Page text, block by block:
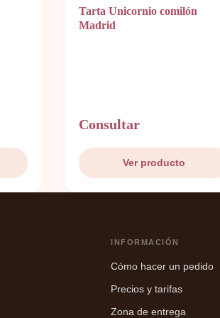
Tarta Unicornio comilón
Madrid
Consultar
Ver producto
INFORMACIÓN
Cómo hacer un pedido
Precios y tarifas
Zona de entrega